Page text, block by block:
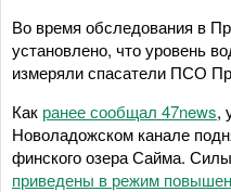
Во время обследования в
установлено, что уровень
измеряли спасатели ПСО
Как ранее сообщал 47news,
Новоладожском канале
финского озера Сайма.
приведены в режим